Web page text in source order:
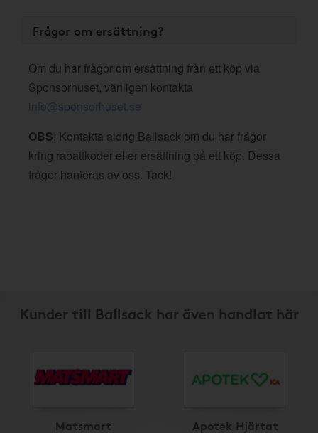
Frågor om ersättning?
Om du har frågor om ersättning från ett köp via
Sponsorhuset, vänligen kontakta
info@sponsorhuset.se
OBS: Kontakta aldrig Ballsack om du har frågor
kring rabattkoder eller ersättning på ett köp. Dessa
frågor hanteras av oss. Tack!
Kunder till Ballsack har även handlat här
Matsmart Apotek Hjärtat